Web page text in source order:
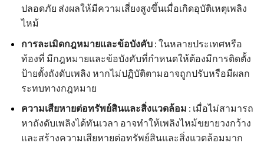
ปลอดภัย ส่งผลให้มีความเสี่ยงสูงขึ้นเมื่อเกิดอุบัติเหตุเพลิง
ไหม้
การละเมิดกฎหมายและข้อบังคับ : ในหลายประเทศหรือ
ท้องที่ มีกฎหมายและข้อบังคับที่กำหนดให้ต้องมีการติดตั้ง
ป้ายตั้งถังดับเพลิง หากไม่ปฏิบัติตามอาจถูกปรับหรือมีผลก
ระทบทางกฎหมาย
ความเสียหายต่อทรัพย์สินและสิ่งแวดล้อม : เมื่อไม่สามารถ
หาถังดับเพลิงได้ทันเวลา อาจทำให้เพลิงไหม้ขยายวงกว้าง
และสร้างความเสียหายต่อทรัพย์สินและสิ่งแวดล้อมมาก